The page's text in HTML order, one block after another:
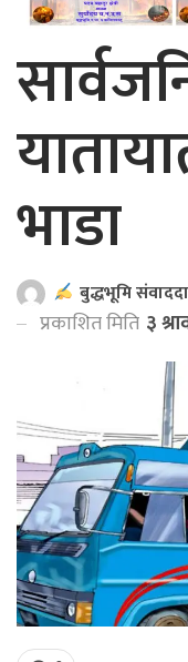
भाडा
बुद्धभूमि
प्रकाशित मिति ३